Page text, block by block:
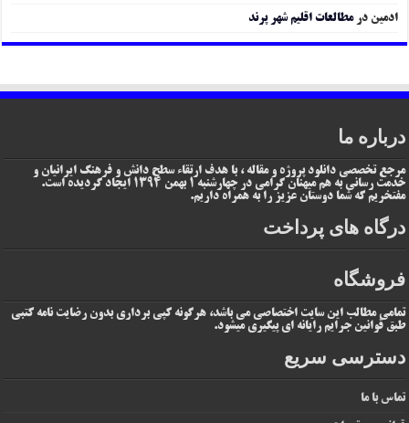
ادمین درمطالعات اقلیم شهر پرند
درباره ما
مرجع تخصصی دانلود پروژه و مقاله ، با هدف ارتقاء سطح دانش و فرهنگ ایرانیان و
خدمت رسانی به هم میهنان گرامی در چهارشنبه 1 بهمن 1394 ایجاد گردیده است.
مفتخریم که شما دوستان عزیز را به همراه داریم.
درگاه های پرداخت
فروشگاه
تمامی مطالب این سایت اختصاصی می باشد، هرگونه کپی برداری بدون رضایت نامه کتبی
طبق قوانین جرایم رایانه ای پیگیری میشود.
دسترسی سریع
تماس با ما